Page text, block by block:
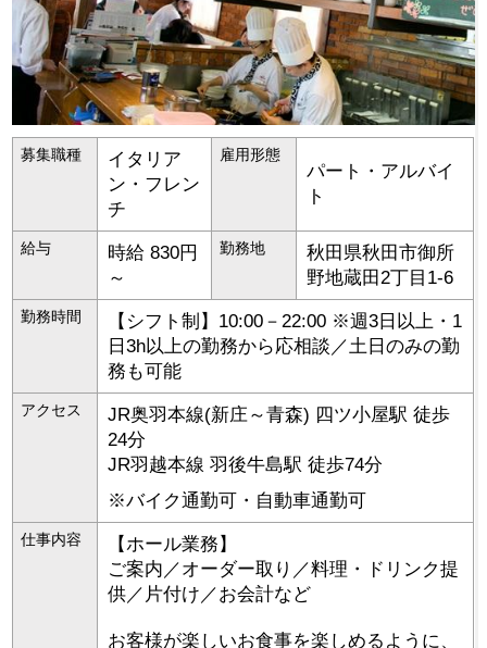
募集職種
イタリア
ン・フレン
チ
雇用形態
パート・アルバイ
ト
給与
時給 830円
～
勤務地 秋田県秋田市御所
野地蔵田2丁目1-6
勤務時間
【シフト制】10:00－22:00 ※週3日以上・1
日3h以上の勤務から応相談／土日のみの勤
務も可能
アクセス
JR奥羽本線(新庄～青森) 四ツ小屋駅 徒歩
24分
JR羽越本線 羽後牛島駅 徒歩74分
※バイク通勤可・自動車通勤可
仕事内容
【ホール業務】
ご案内／オーダー取り／料理・ドリンク提
供／片付け／お会計など
お客様が楽しいお食事を楽しめるように、